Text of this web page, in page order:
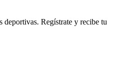
deportivas. Regístrate y recibe tu